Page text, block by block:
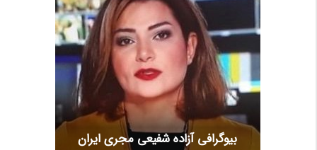
بیوگرافی آزاده شفیعی مجری ایران